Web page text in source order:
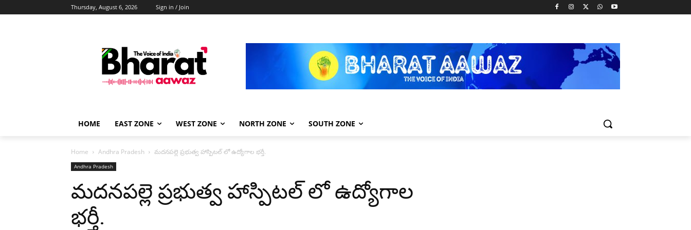
Thursday, August 6, 2026 Sign in / Join
HOME EAST ZONE WEST ZONE NORTH ZONE SOUTH ZONE
Home Andhra Pradesh మదనపల్లె ప్రభుత్వ హాస్పిటల్ లో ఉద్యోగాల భర్తీ.
Andhra Pradesh
మదనపల్లె ప్రభుత్వ హాస్పిటల్ లో ఉద్యోగాల
భర్తీ.